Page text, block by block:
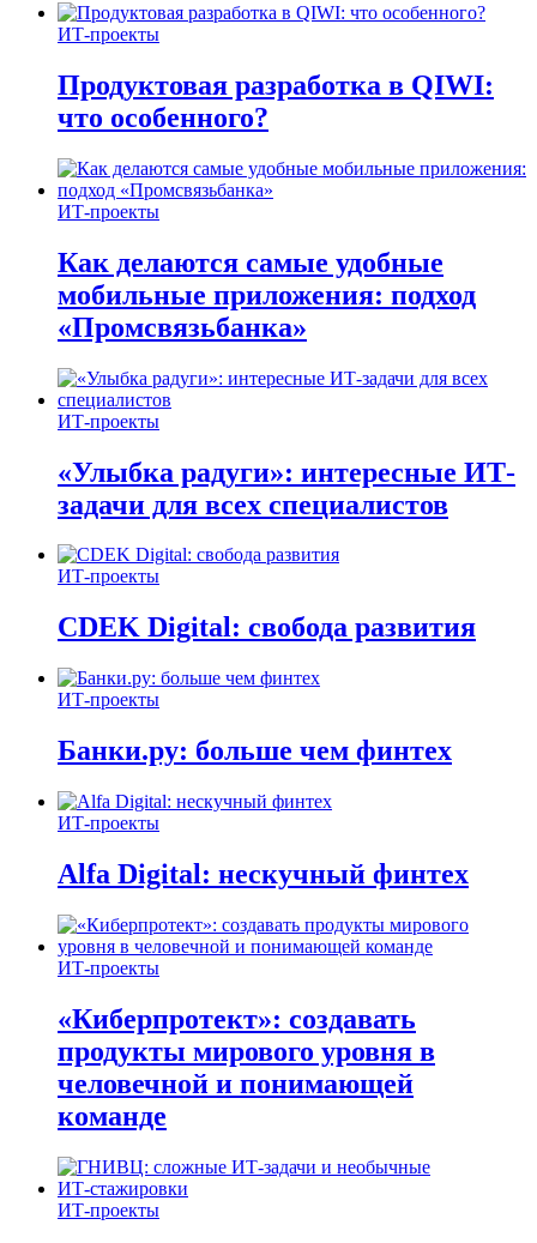
ИТ-проекты
Продуктовая разработка в QIWI:
что особенного?
ИТ-проекты
Как делаются самые удобные
мобильные приложения: подход
«Промсвязьбанка»
ИТ-проекты
«Улыбка радуги»: интересные ИТ-
задачи для всех специалистов
ИТ-проекты
CDEK Digital: свобода развития
ИТ-проекты
Банки.ру: больше чем финтех
ИТ-проекты
Alfa Digital: нескучный финтех
ИТ-проекты
«Киберпротект»: создавать
продукты мирового уровня в
человечной и понимающей
команде
ИТ-проекты